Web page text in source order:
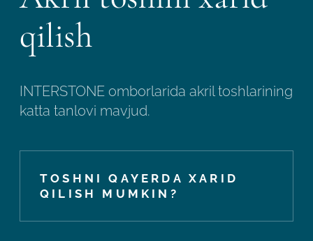
qilish
INTERSTONE omborlarida akril toshlarining
katta tanlovi mavjud.
TOSHNI QAYERDA XARID
QILISH MUMKIN?